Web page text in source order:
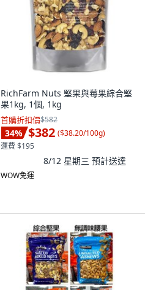
RichFarm Nuts 堅果與莓果綜合堅
果1kg, 1個, 1kg
首購折扣價$582
34% $382 ($38.20/100g)
運費 $195
8/12 星期三 預計送達
WOW免運